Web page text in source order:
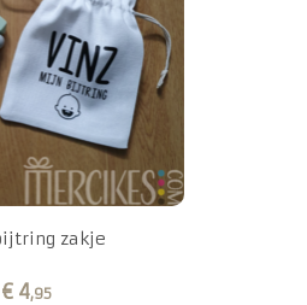
zakje
€ 4,95